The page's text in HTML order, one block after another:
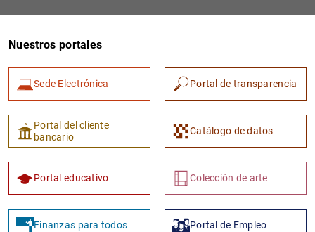
Nuestros portales
Sede Electrónica Portal de transparencia
Portal del cliente
bancario
Catálogo de datos
Portal educativo Colección de arte
Finanzas para todos Portal de Empleo